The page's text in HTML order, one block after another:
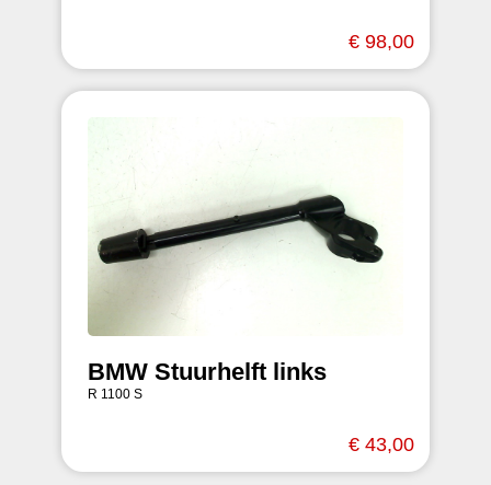
€ 98,00
BMW Stuurhelft links
R 1100 S
€ 43,00